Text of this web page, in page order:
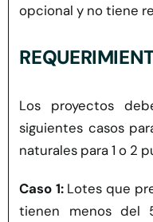
opcional y no tiene
Los proyectos
siguientes casos
naturales para 1 o 2
Caso 1:Lotes que
tienen menos del